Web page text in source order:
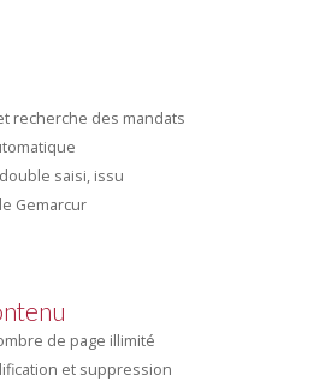
recherche des mandats
saisi, issu
Gemarcur
de page illimité
et suppression